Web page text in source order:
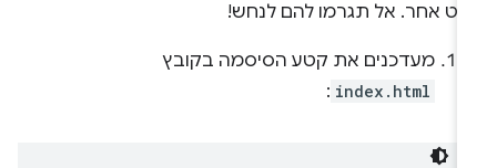
אחר. אל תגרמו להם לנחש!
מעדכנים את קטע הסיסמה בקובץ
index.html
: